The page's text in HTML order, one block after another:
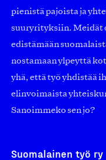
pienistä pajoista ja
suuryrityksiin. Meidät
edistämään
nostamaan ylpeyttä
yhä, että työ yhdistää
elinvoimaista
Sanoimmeko sen jo?
Suomalainen työ ry